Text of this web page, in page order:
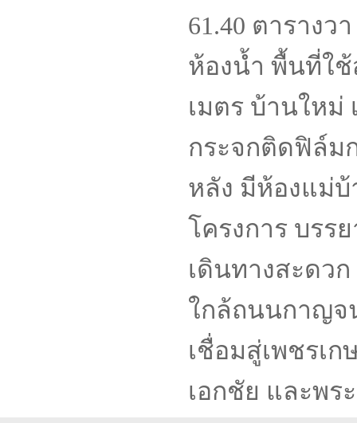
61.40 ตารางว
ห้องน้ำ พื้นที่ใช้
เมตร บ้านใหม่
กระจกติดฟิล์ม
หลัง มีห้องแม่
โครงการ บรร
เดินทางสะดว
ใกล้ถนนกาญจ
เชื่อมสู่เพชรเ
เอกชัย และพร